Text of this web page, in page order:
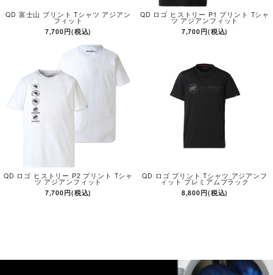
QD 富士山 プリント Tシャツ アジアン
フィット
7,700円(税込)
QD ロゴ ヒストリー P1 プリント Tシャ
ツ アジアンフィット
7,700円(税込)
QD ロゴ ヒストリー P2 プリント Tシャ
ツ アジアンフィット
7,700円(税込)
QD ロゴ プリント Tシャツ アジアンフ
ィット プレミアムブラック
8,800円(税込)